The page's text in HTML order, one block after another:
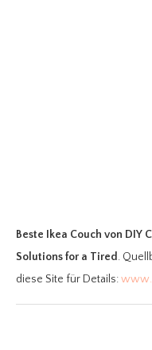
Beste Ikea Couch von DIY
Solutions for a Tired.
diese Site für Details: